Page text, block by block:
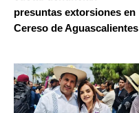
presuntas extorsiones en
Cereso de Aguascalientes